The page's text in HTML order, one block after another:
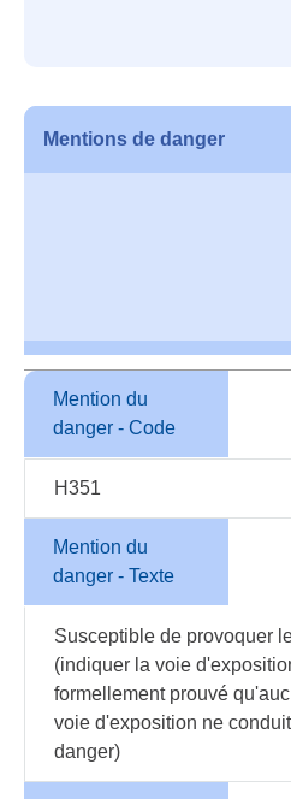
Mentions de danger
Mention du
danger - Code
H351
Mention du
danger - Texte
Susceptible de provoquer
(indiquer la voie
formellement prouvé
voie d'exposition ne
danger)